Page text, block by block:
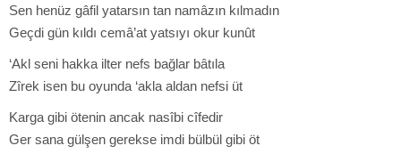
Sen henüz gâfil yatarsın tan namâzın kılmadın
Geçdi gün kıldı cemâ’at yatsıyı okur kunût
‘Akl seni hakka ilter nefs bağlar bâtıla
Zîrek isen bu oyunda ‘akla aldan nefsi üt
Karga gibi ötenin ancak nasîbi cîfedir
Ger sana gülşen gerekse imdi bülbül gibi öt